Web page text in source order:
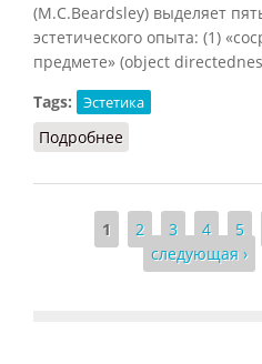
(M.C.Beardsley) выделяет
эстетического опыта: (1)
предмете» (object
Tags:
Эстетика
Подробнее
Страницы
1 2 3 4 5
следующая ›